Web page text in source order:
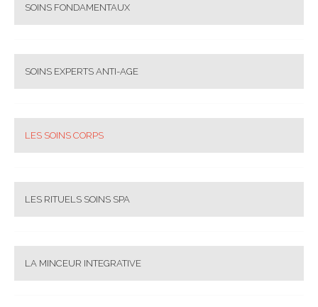
SOINS FONDAMENTAUX
SOINS EXPERTS ANTI-AGE
LES SOINS CORPS
LES RITUELS SOINS SPA
LA MINCEUR INTEGRATIVE